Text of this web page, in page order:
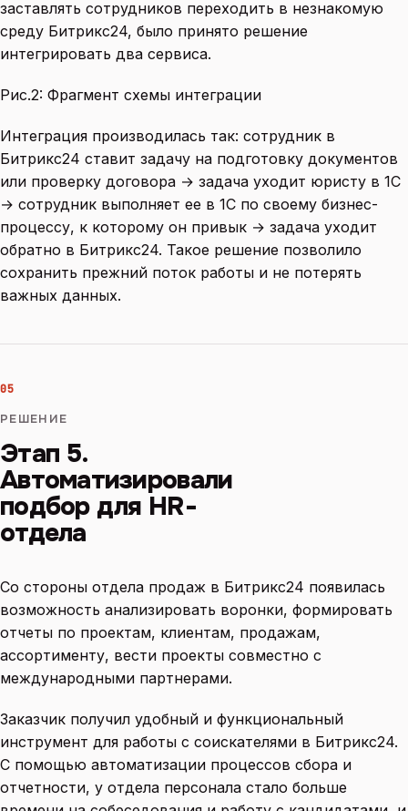
заставлять сотрудников переходить в незнакомую
среду Битрикс24, было принято решение
интегрировать два сервиса.
Рис.2: Фрагмент схемы интеграции
Интеграция производилась так: сотрудник в
Битрикс24 ставит задачу на подготовку документов
или проверку договора → задача уходит юристу в 1С
→ сотрудник выполняет ее в 1С по своему бизнес-
процессу, к которому он привык → задача уходит
обратно в Битрикс24. Такое решение позволило
сохранить прежний поток работы и не потерять
важных данных.
05
РЕШЕНИЕ
Этап 5.
Автоматизировали
подбор для HR-
отдела
Со стороны отдела продаж в Битрикс24 появилась
возможность анализировать воронки, формировать
отчеты по проектам, клиентам, продажам,
ассортименту, вести проекты совместно с
международными партнерами.
Заказчик получил удобный и функциональный
инструмент для работы с соискателями в Битрикс24.
С помощью автоматизации процессов сбора и
отчетности, у отдела персонала стало больше